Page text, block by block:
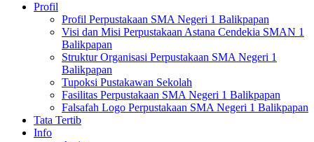
Profil
Profil Perpustakaan SMA Negeri 1 Balikpapan
Visi dan Misi Perpustakaan Astana Cendekia SMAN 1
Balikpapan
Struktur Organisasi Perpustakaan SMA Negeri 1
Balikpapan
Tupoksi Pustakawan Sekolah
Fasilitas Perpustakaan SMA Negeri 1 Balikpapan
Falsafah Logo Perpustakaan SMA Negeri 1 Balikpapan
Tata Tertib
Info